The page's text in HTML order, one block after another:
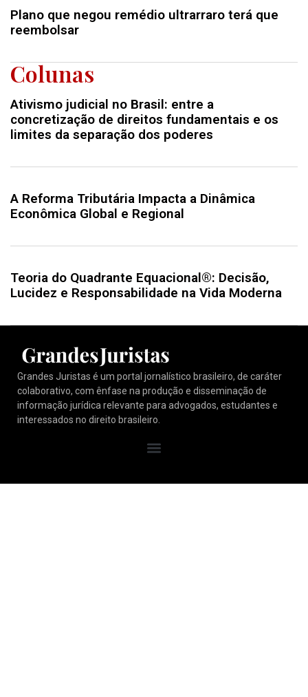
Plano que negou remédio ultrarraro terá que
reembolsar
Colunas
Ativismo judicial no Brasil: entre a
concretização de direitos fundamentais e os
limites da separação dos poderes
A Reforma Tributária Impacta a Dinâmica
Econômica Global e Regional
Teoria do Quadrante Equacional®: Decisão,
Lucidez e Responsabilidade na Vida Moderna
Grandes Juristas é um portal jornalístico brasileiro, de caráter
colaborativo, com ênfase na produção e disseminação de
informação jurídica relevante para advogados, estudantes e
interessados no direito brasileiro.